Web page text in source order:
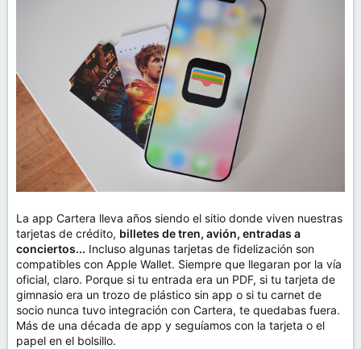
La app Cartera lleva años siendo el sitio donde viven nuestras
tarjetas de crédito, billetes de tren, avión, entradas a
conciertos... Incluso algunas tarjetas de fidelización son
compatibles con Apple Wallet. Siempre que llegaran por la vía
oficial, claro. Porque si tu entrada era un PDF, si tu tarjeta de
gimnasio era un trozo de plástico sin app o si tu carnet de
socio nunca tuvo integración con Cartera, te quedabas fuera.
Más de una década de app y seguíamos con la tarjeta o el
papel en el bolsillo.